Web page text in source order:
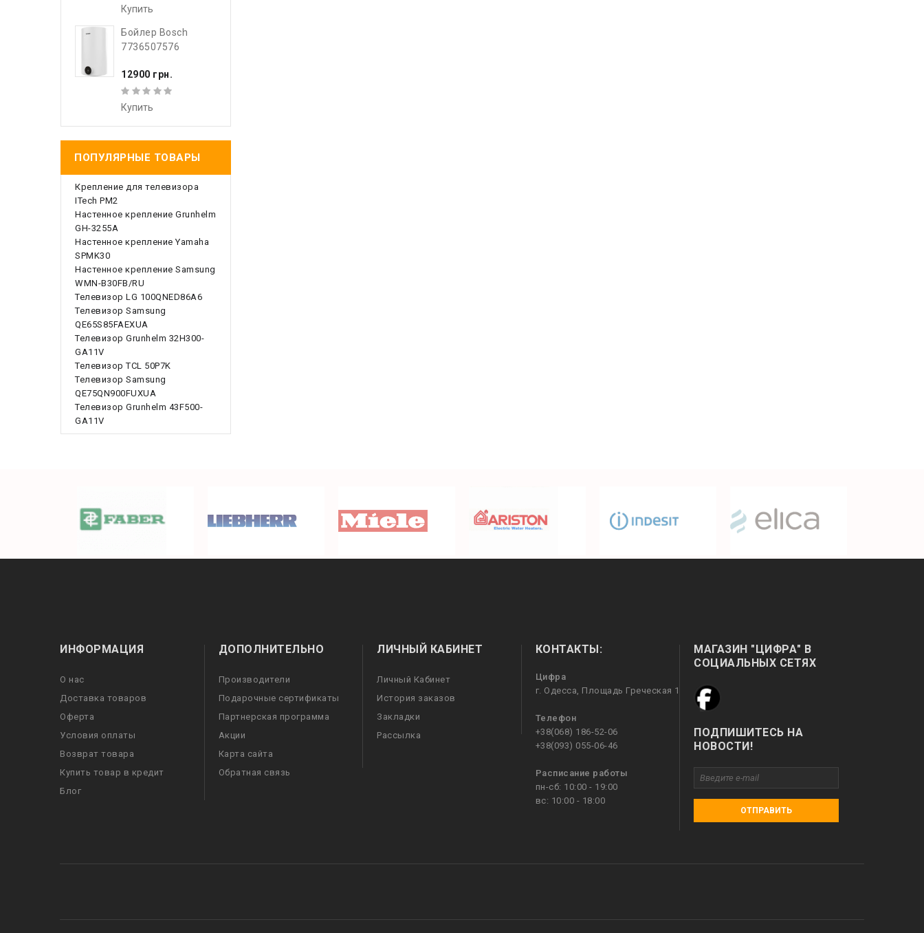
Купить
Бойлер Bosch
7736507576
12900 грн.
Купить
ПОПУЛЯРНЫЕ ТОВАРЫ
Крепление для телевизора
ITech PM2
Настенное крепление Grunhelm
GH-3255A
Настенное крепление Yamaha
SPMK30
Настенное крепление Samsung
WMN-B30FB/RU
Телевизор LG 100QNED86A6
Телевизор Samsung
QE65S85FAEXUA
Телевизор Grunhelm 32H300-
GA11V
Телевизор TCL 50P7K
Телевизор Samsung
QE75QN900FUXUA
Телевизор Grunhelm 43F500-
GA11V
ИНФОРМАЦИЯ
О нас
Доставка товаров
Оферта
Условия оплаты
Возврат товара
Купить товар в кредит
Блог
ДОПОЛНИТЕЛЬНО
Производители
Подарочные сертификаты
Партнерская программа
Акции
Карта сайта
Обратная связь
ЛИЧНЫЙ КАБИНЕТ
Личный Кабинет
История заказов
Закладки
Рассылка
КОНТАКТЫ:
Цифра
г. Одесса, Площадь Греческая 1
Телефон
+38(068) 186-52-06
+38(093) 055-06-46
Расписание работы
пн-сб: 10:00 - 19:00
вс: 10:00 - 18:00
МАГАЗИН "ЦИФРА" В
СОЦИАЛЬНЫХ СЕТЯХ
ПОДПИШИТЕСЬ НА
НОВОСТИ!
ОТПРАВИТЬ